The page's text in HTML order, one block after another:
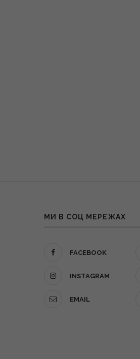
МИ В СОЦ МЕРЕЖАХ
FACEBOOK
INSTAGRAM
EMAIL